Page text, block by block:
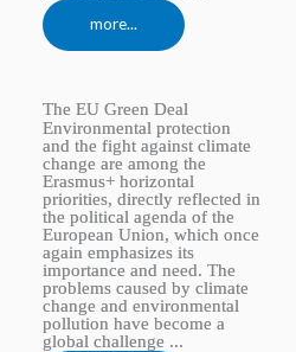
more...
The EU Green Deal
Environmental protection
and the fight against climate
change are among the
Erasmus+ horizontal
priorities, directly reflected in
the political agenda of the
European Union, which once
again emphasizes its
importance and need. The
problems caused by climate
change and environmental
pollution have become a
global challenge ...